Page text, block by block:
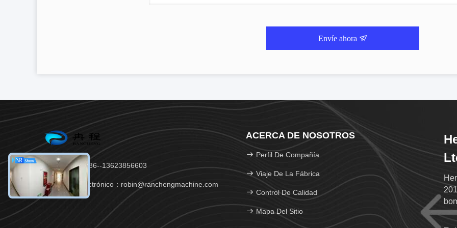
Envíe ahora
Teléfono：86--13623856603
Correo electrónico：robin@ranchengmachine.com
ACERCA DE NOSOTROS
Perfil De Compañía
Viaje De La Fábrica
Control De Calidad
Mapa Del Sitio
de